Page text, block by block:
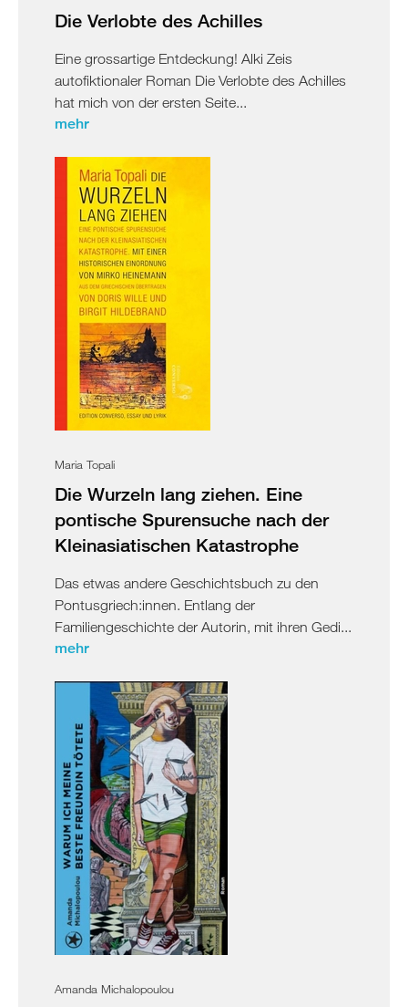
Die Verlobte des Achilles
Eine grossartige Entdeckung! Alki Zeis
autofiktionaler Roman Die Verlobte des Achilles
hat mich von der ersten Seite...
mehr
Maria Topali
Die Wurzeln lang ziehen. Eine
pontische Spurensuche nach der
Kleinasiatischen Katastrophe
Das etwas andere Geschichtsbuch zu den
Pontusgriech:innen. Entlang der
Familiengeschichte der Autorin, mit ihren Gedi...
mehr
Amanda Michalopoulou